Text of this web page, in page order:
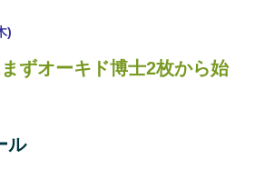
)
ずオーキド博士2枚から始
ル